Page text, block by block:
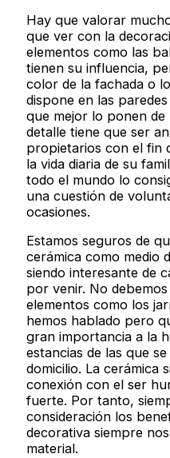
Hay que valorar
que ver con la
elementos como las
tienen su influencia,
color de la fachada o
dispone en las
que mejor lo ponen de
detalle tiene que ser
propietarios con el fin
la vida diaria de su
todo el mundo lo
una cuestión de
ocasiones.
Estamos seguros de
cerámica como medio
siendo interesante de
por venir. No
elementos como los
hemos hablado pero
gran importancia a la
estancias de las que
domicilio. La cerámica
conexión con el ser
fuerte. Por tanto,
consideración los
decorativa siempre
material.